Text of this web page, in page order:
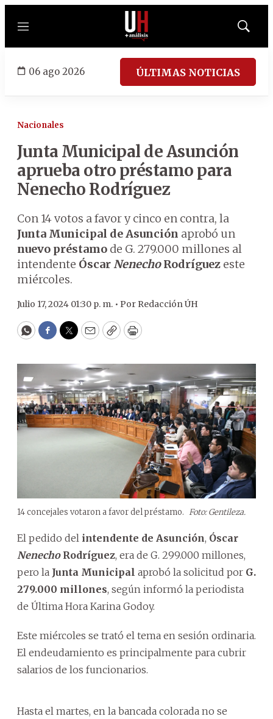
Menú
Mostrar
06 ago 2026 ÚLTIMAS NOTICIAS
Nacionales
Junta Municipal de Asunción
aprueba otro préstamo para
Nenecho Rodríguez
Con 14 votos a favor y cinco en contra, la
Junta Municipal de Asunción aprobó un
nuevo préstamo de G. 279.000 millones al
intendente ÓscarNenechoRodríguez este
miércoles.
Julio 17, 2024 01:30 p. m. • Por Redacción ÚH
WhatsApp
Facebook
Twitter
EmailCopyPrint
14 concejales votaron a favor del préstamo. Foto: Gentileza.
El pedido del intendente de Asunción, Óscar
NenechoRodríguez, era de G. 299.000 millones,
pero la Junta Municipal aprobó la solicitud por G.
279.000 millones, según informó la periodista
de Última Hora Karina Godoy.
Este miércoles se trató el tema en sesión ordinaria.
El endeudamiento es principalmente para cubrir
salarios de los funcionarios.
Hasta el martes, en la bancada colorada no se